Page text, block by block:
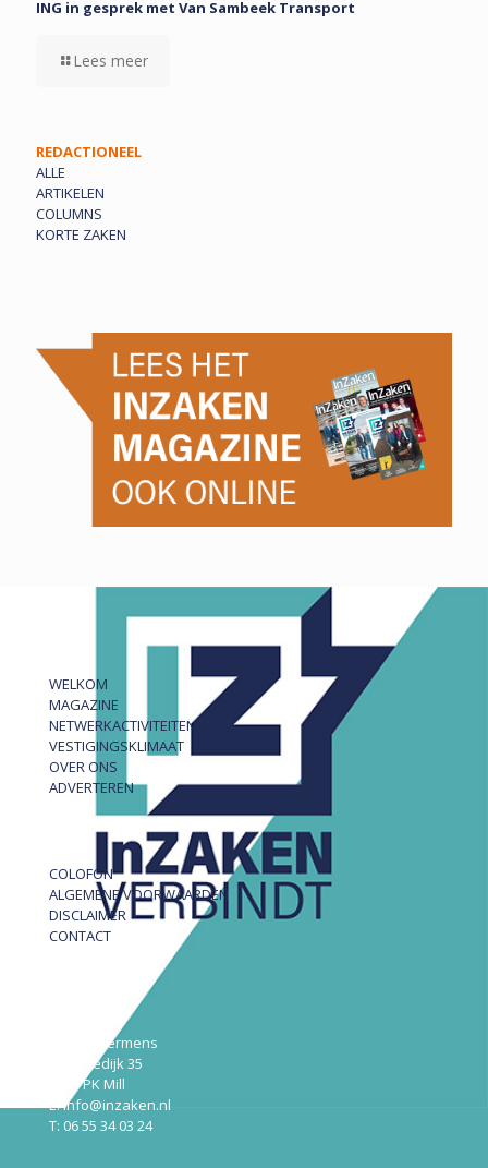
ING in gesprek met Van Sambeek Transport
Lees meer
REDACTIONEEL
ALLE
ARTIKELEN
COLUMNS
KORTE ZAKEN
WELKOM
MAGAZINE
NETWERKACTIVITEITEN
VESTIGINGSKLIMAAT
OVER ONS
ADVERTEREN
COLOFON
ALGEMENE VOORWAARDEN
DISCLAIMER
CONTACT
Robert Hermens
Udensedijk 35
5451 PK Mill
E: info@inzaken.nl
T: 06 55 34 03 24